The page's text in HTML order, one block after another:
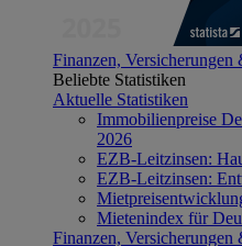
Finanzen,
Beliebte Statistiken
Aktuelle Statistiken
Immobilienpreise
2026
EZB-Leitzinsen:
EZB-Leitzinsen:
Mietenindex für
Finanzen,